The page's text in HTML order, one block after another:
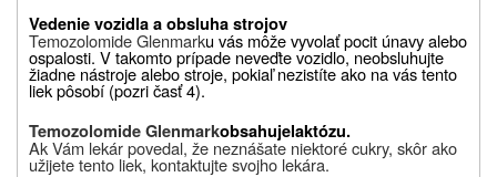
Vedenie vozidla a obsluha strojov
Temozolomide Glenmarku vás môže vyvolať pocit únavy alebo
ospalosti. V takomto prípade neveďte vozidlo, neobsluhujte
žiadne nástroje alebo stroje, pokiaľ nezistíte ako na vás tento
liek pôsobí (pozri časť 4).
Temozolomide Glenmarkobsahujelaktózu.
Ak Vám lekár povedal, že neznášate niektoré cukry, skôr ako
užijete tento liek, kontaktujte svojho lekára.